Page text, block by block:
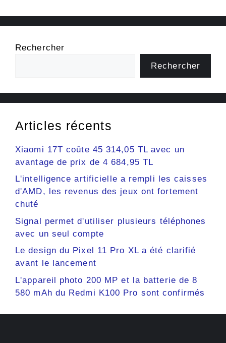
Rechercher
Rechercher
Articles récents
Xiaomi 17T coûte 45 314,05 TL avec un
avantage de prix de 4 684,95 TL
L'intelligence artificielle a rempli les caisses
d'AMD, les revenus des jeux ont fortement
chuté
Signal permet d'utiliser plusieurs téléphones
avec un seul compte
Le design du Pixel 11 Pro XL a été clarifié
avant le lancement
L'appareil photo 200 MP et la batterie de 8
580 mAh du Redmi K100 Pro sont confirmés